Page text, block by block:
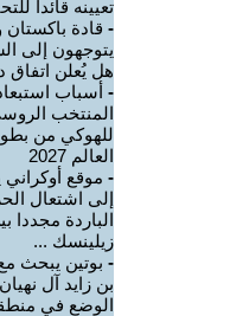
تعيينه قائدا
- قادة باكستان
يتوجهون إلى
هل يُعلن
- أسباب
المنتخب
للهوكي من
العالم 2027
- موقع أوكراني
إلى اشتعال
الباردة مجددا
زيلينسك ...
- بوتين يبحث
بن زايد آل
الوضع في